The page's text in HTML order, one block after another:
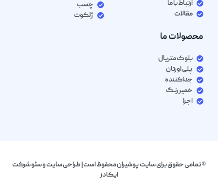
ارتباط با ما
مقالات
چسب
ژلکوت
محصولات ما
بلوک متریال
پلی اورتان
جداکننده
خمیر رنگ
اجرا
© تمامی حقوق برای سایت پوشیران محفوظ است| طراحی سایت و سئو شرکت
ایکادز